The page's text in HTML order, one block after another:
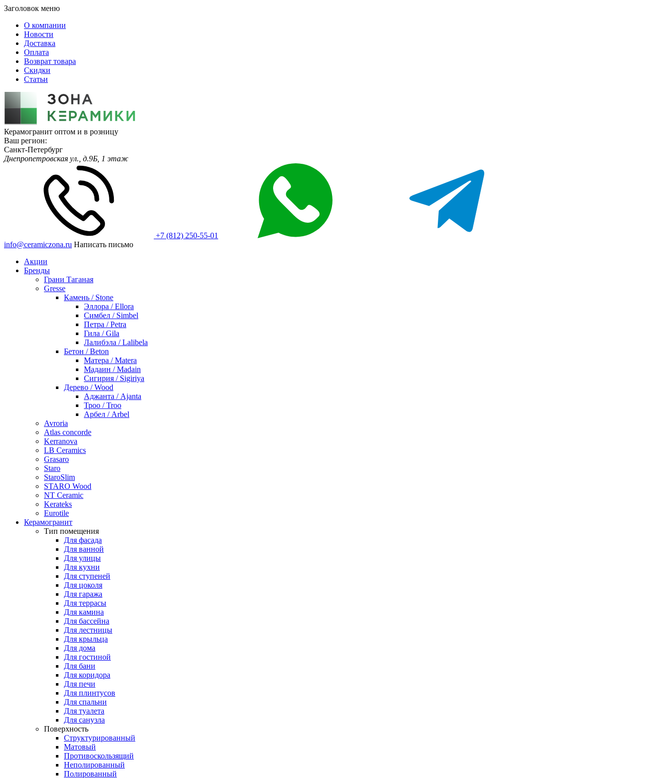
Заголовок меню
О компании
Новости
Доставка
Оплата
Возврат товара
Скидки
Статьи
Керамогранит оптом и в розницу
Ваш регион:
Санкт-Петербург
Днепропетровская ул., д.9Б, 1 этаж
+7 (812) 250-55-01
info@ceramiczona.ru Написать письмо
Акции
Бренды
Грани Таганая
Gresse
Камень / Stone
Эллора / Ellora
Симбел / Simbel
Петра / Petra
Гила / Gila
Лалибэла / Lalibela
Бетон / Beton
Матера / Matera
Мадаин / Madain
Сигирия / Sigiriya
Дерево / Wood
Аджанта / Ajanta
Троо / Troo
Арбел / Arbel
Avroria
Atlas concorde
Kerranova
LB Ceramics
Grasaro
Staro
StaroSlim
STARO Wood
NT Ceramic
Kerateks
Eurotile
Керамогранит
Тип помещения
Для фасада
Для ванной
Для улицы
Для кухни
Для ступеней
Для цоколя
Для гаража
Для террасы
Для камина
Для бассейна
Для лестницы
Для крыльца
Для дома
Для гостиной
Для бани
Для коридора
Для печи
Для плинтусов
Для спальни
Для туалета
Для санузла
Поверхность
Структурированный
Матовый
Противоскользящий
Неполированный
Полированный